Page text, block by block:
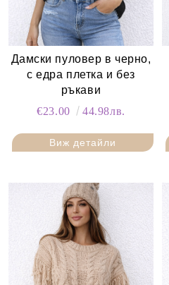
Дамски пуловер в черно,
с едра плетка и без
ръкави
€23.00
44.98лв.
Виж детайли